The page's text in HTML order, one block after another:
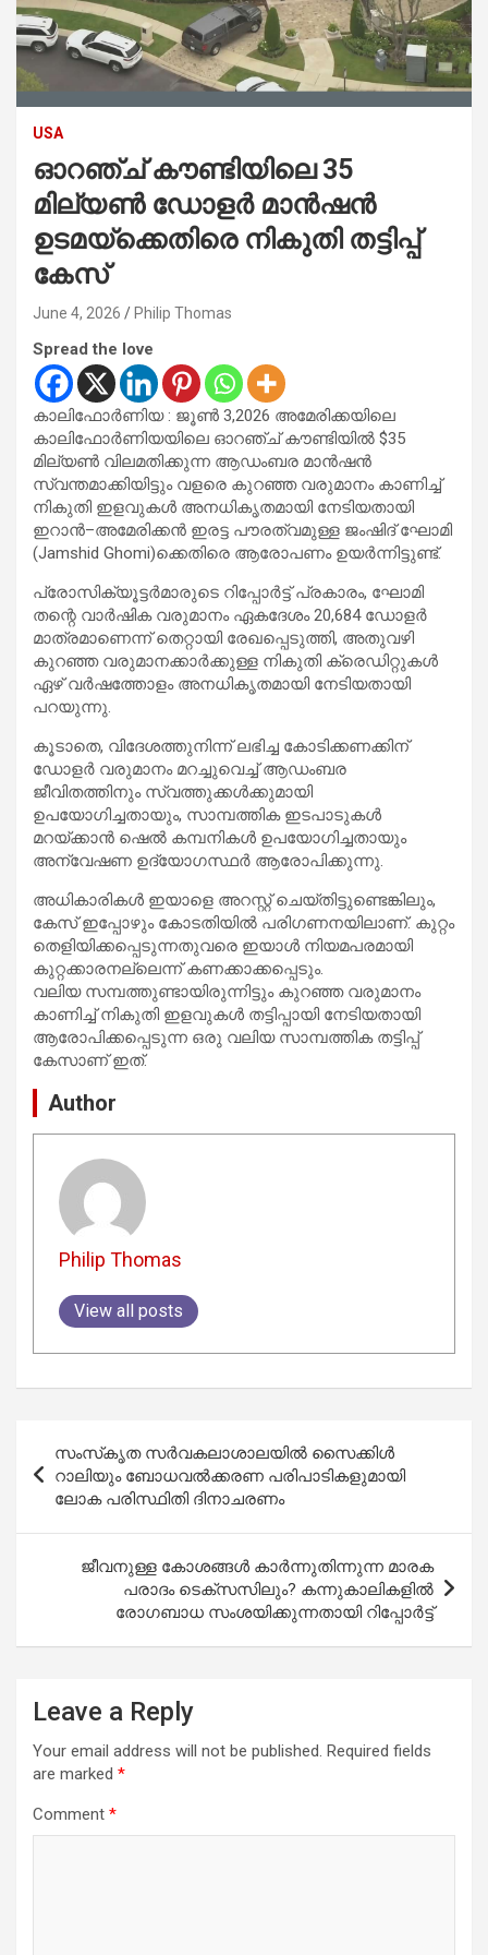
USA
ഓറഞ്ച് കൗണ്ടിയിലെ 35
മില്യൺ ഡോളർ മാൻഷൻ
ഉടമയ്‌ക്കെതിരെ നികുതി തട്ടിപ്പ്
കേസ്
June 4, 2026 Philip Thomas
Spread the love
കാലിഫോർണിയ : ജൂൺ 3,2026 അമേരിക്കയിലെ
കാലിഫോർണിയയിലെ ഓറഞ്ച് കൗണ്ടിയിൽ $35
മില്യൺ വിലമതിക്കുന്ന ആഡംബര മാൻഷൻ
സ്വന്തമാക്കിയിട്ടും വളരെ കുറഞ്ഞ വരുമാനം കാണിച്ച്
നികുതി ഇളവുകൾ അനധികൃതമായി നേടിയതായി
ഇറാൻ–അമേരിക്കൻ ഇരട്ട പൗരത്വമുള്ള ജംഷിദ് ഘോമി
(Jamshid Ghomi)ക്കെതിരെ ആരോപണം ഉയർന്നിട്ടുണ്ട്.
പ്രോസിക്യൂട്ടർമാരുടെ റിപ്പോർട്ട് പ്രകാരം, ഘോമി
തന്റെ വാർഷിക വരുമാനം ഏകദേശം 20,684 ഡോളർ
മാത്രമാണെന്ന് തെറ്റായി രേഖപ്പെടുത്തി, അതുവഴി
കുറഞ്ഞ വരുമാനക്കാർക്കുള്ള നികുതി ക്രെഡിറ്റുകൾ
ഏഴ് വർഷത്തോളം അനധികൃതമായി നേടിയതായി
പറയുന്നു.
കൂടാതെ, വിദേശത്തുനിന്ന് ലഭിച്ച കോടിക്കണക്കിന്
ഡോളർ വരുമാനം മറച്ചുവെച്ച് ആഡംബര
ജീവിതത്തിനും സ്വത്തുക്കൾക്കുമായി
ഉപയോഗിച്ചതായും, സാമ്പത്തിക ഇടപാടുകൾ
മറയ്ക്കാൻ ഷെൽ കമ്പനികൾ ഉപയോഗിച്ചതായും
അന്വേഷണ ഉദ്യോഗസ്ഥർ ആരോപിക്കുന്നു.
അധികാരികൾ ഇയാളെ അറസ്റ്റ് ചെയ്തിട്ടുണ്ടെങ്കിലും,
കേസ് ഇപ്പോഴും കോടതിയിൽ പരിഗണനയിലാണ്. കുറ്റം
തെളിയിക്കപ്പെടുന്നതുവരെ ഇയാൾ നിയമപരമായി
കുറ്റക്കാരനല്ലെന്ന് കണക്കാക്കപ്പെടും.
വലിയ സമ്പത്തുണ്ടായിരുന്നിട്ടും കുറഞ്ഞ വരുമാനം
കാണിച്ച് നികുതി ഇളവുകൾ തട്ടിപ്പായി നേടിയതായി
ആരോപിക്കപ്പെടുന്ന ഒരു വലിയ സാമ്പത്തിക തട്ടിപ്പ്
കേസാണ് ഇത്.
Author
Philip Thomas
View all posts
navigation
സംസ്‌കൃത സർവകലാശാലയിൽ സൈക്കിൾ
റാലിയും ബോധവല്‍ക്കരണ പരിപാടികളുമായി
ലോക പരിസ്ഥിതി ദിനാചരണം
ജീവനുള്ള കോശങ്ങൾ കാർന്നുതിന്നുന്ന മാരക
പരാദം ടെക്സസിലും? കന്നുകാലികളിൽ
രോഗബാധ സംശയിക്കുന്നതായി റിപ്പോർട്ട്
Leave a Reply
Your email address will not be published. Required fields
are marked *
Comment *